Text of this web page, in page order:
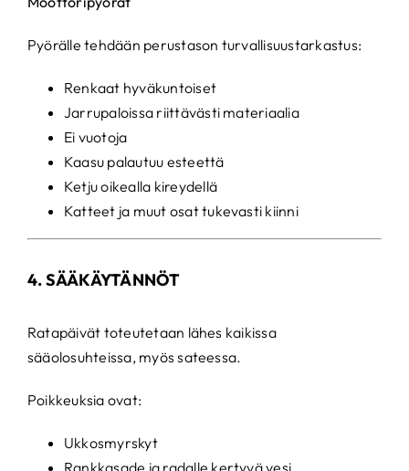
Pyörälle tehdään perustason turvallisuustarkastus:
Renkaat hyväkuntoiset
Jarrupaloissa riittävästi materiaalia
Ei vuotoja
Kaasu palautuu esteettä
Ketju oikealla kireydellä
Katteet ja muut osat tukevasti kiinni
4. SÄÄKÄYTÄNNÖT
Ratapäivät toteutetaan lähes kaikissa
sääolosuhteissa, myös sateessa.
Poikkeuksia ovat:
Ukkosmyrskyt